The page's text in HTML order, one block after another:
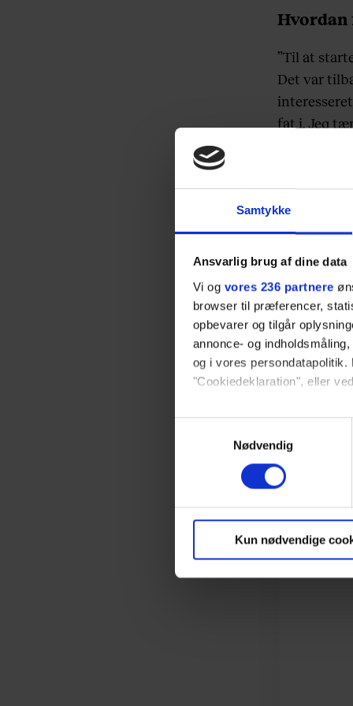
Samtykke
Ansvarlig brug af dine data
Vi og vores 236 partnere
browser til præferencer,
opbevarer og tilgår
annonce- og
og i vores
"Cookiedeklaration", eller
Dine valg anvendes på hele
Vi ønsker dit samtykke til at
markedsføring, så vi kan
brug af cookies,
Nødvendig
Kun nødvendige
Hvordan
”Til at
Det var
fat i. Jeg
havde
kroner
andre i
ingen, som
Jeg kunne
nødt til at
er 14, men
begge var
gennem
at jeg trods
have et